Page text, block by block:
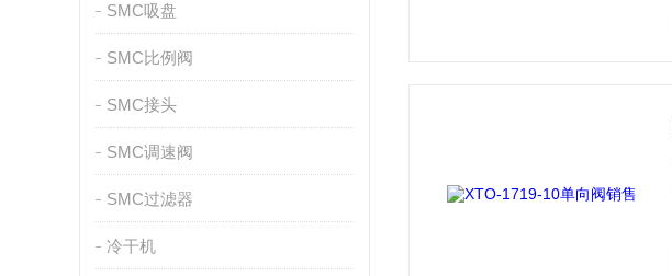
SMC吸盘
SMC比例阀
SMC接头
SMC调速阀
SMC过滤器
冷干机